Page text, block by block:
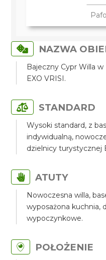
NAZWA
Bajeczny Cypr Willa
EXO VRISI.
STANDARD
Wysoki standard, z
indywidualną,
dzielnicy turystycznej
ATUTY
Nowoczesna willa,
wyposażona kuchnia,
wypoczynkowe.
POŁOŻENIE